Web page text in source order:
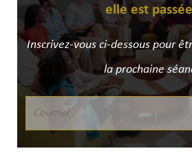
elle est
Inscrivez-vous ci-dessous pour
la prochaine